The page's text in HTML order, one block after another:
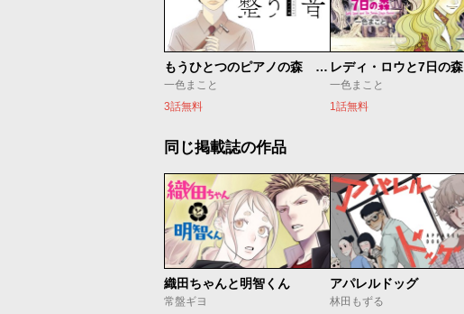
もうひとつのピアノの森 整う音
一色まこと
3話無料
レディ・ロウと7日の森
一色まこと
1話無料
同じ掲載誌の作品
織田ちゃんと明智くん
常盤ギヨ
アパレルドッグ
林田もずる